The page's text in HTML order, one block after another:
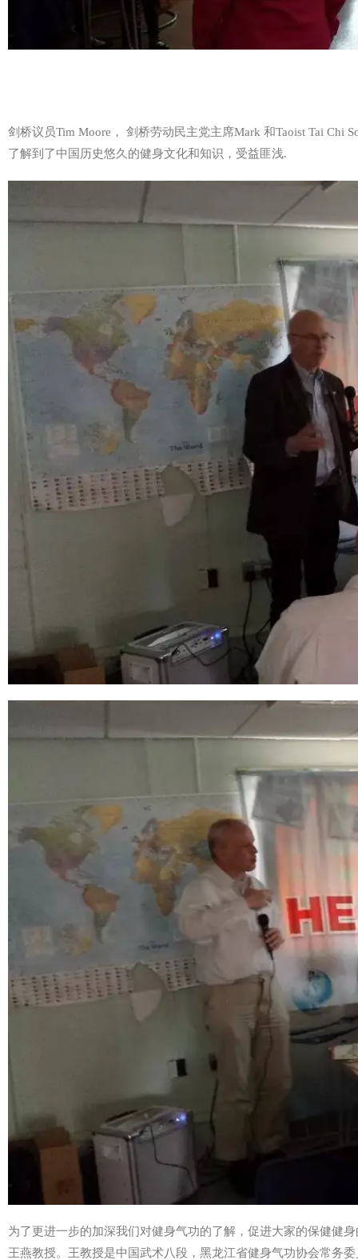
剑桥议员Tim Moore， 剑桥劳动民主党主席Mark 和Taoist Tai Chi
了解到了中国历史悠久的健身文化和知识，受益匪浅.
为了更进一步的加深我们对健身气功的了解，促进大家的保健健
王燕教授。王教授是中国武术八段，黑龙江省健身气功协会常务委